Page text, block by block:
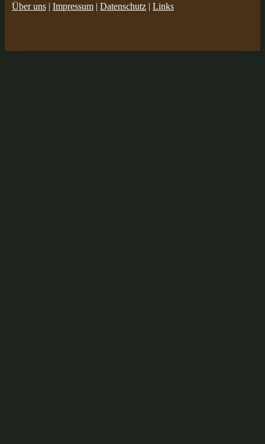
Über uns | Impressum | Datenschutz | Links